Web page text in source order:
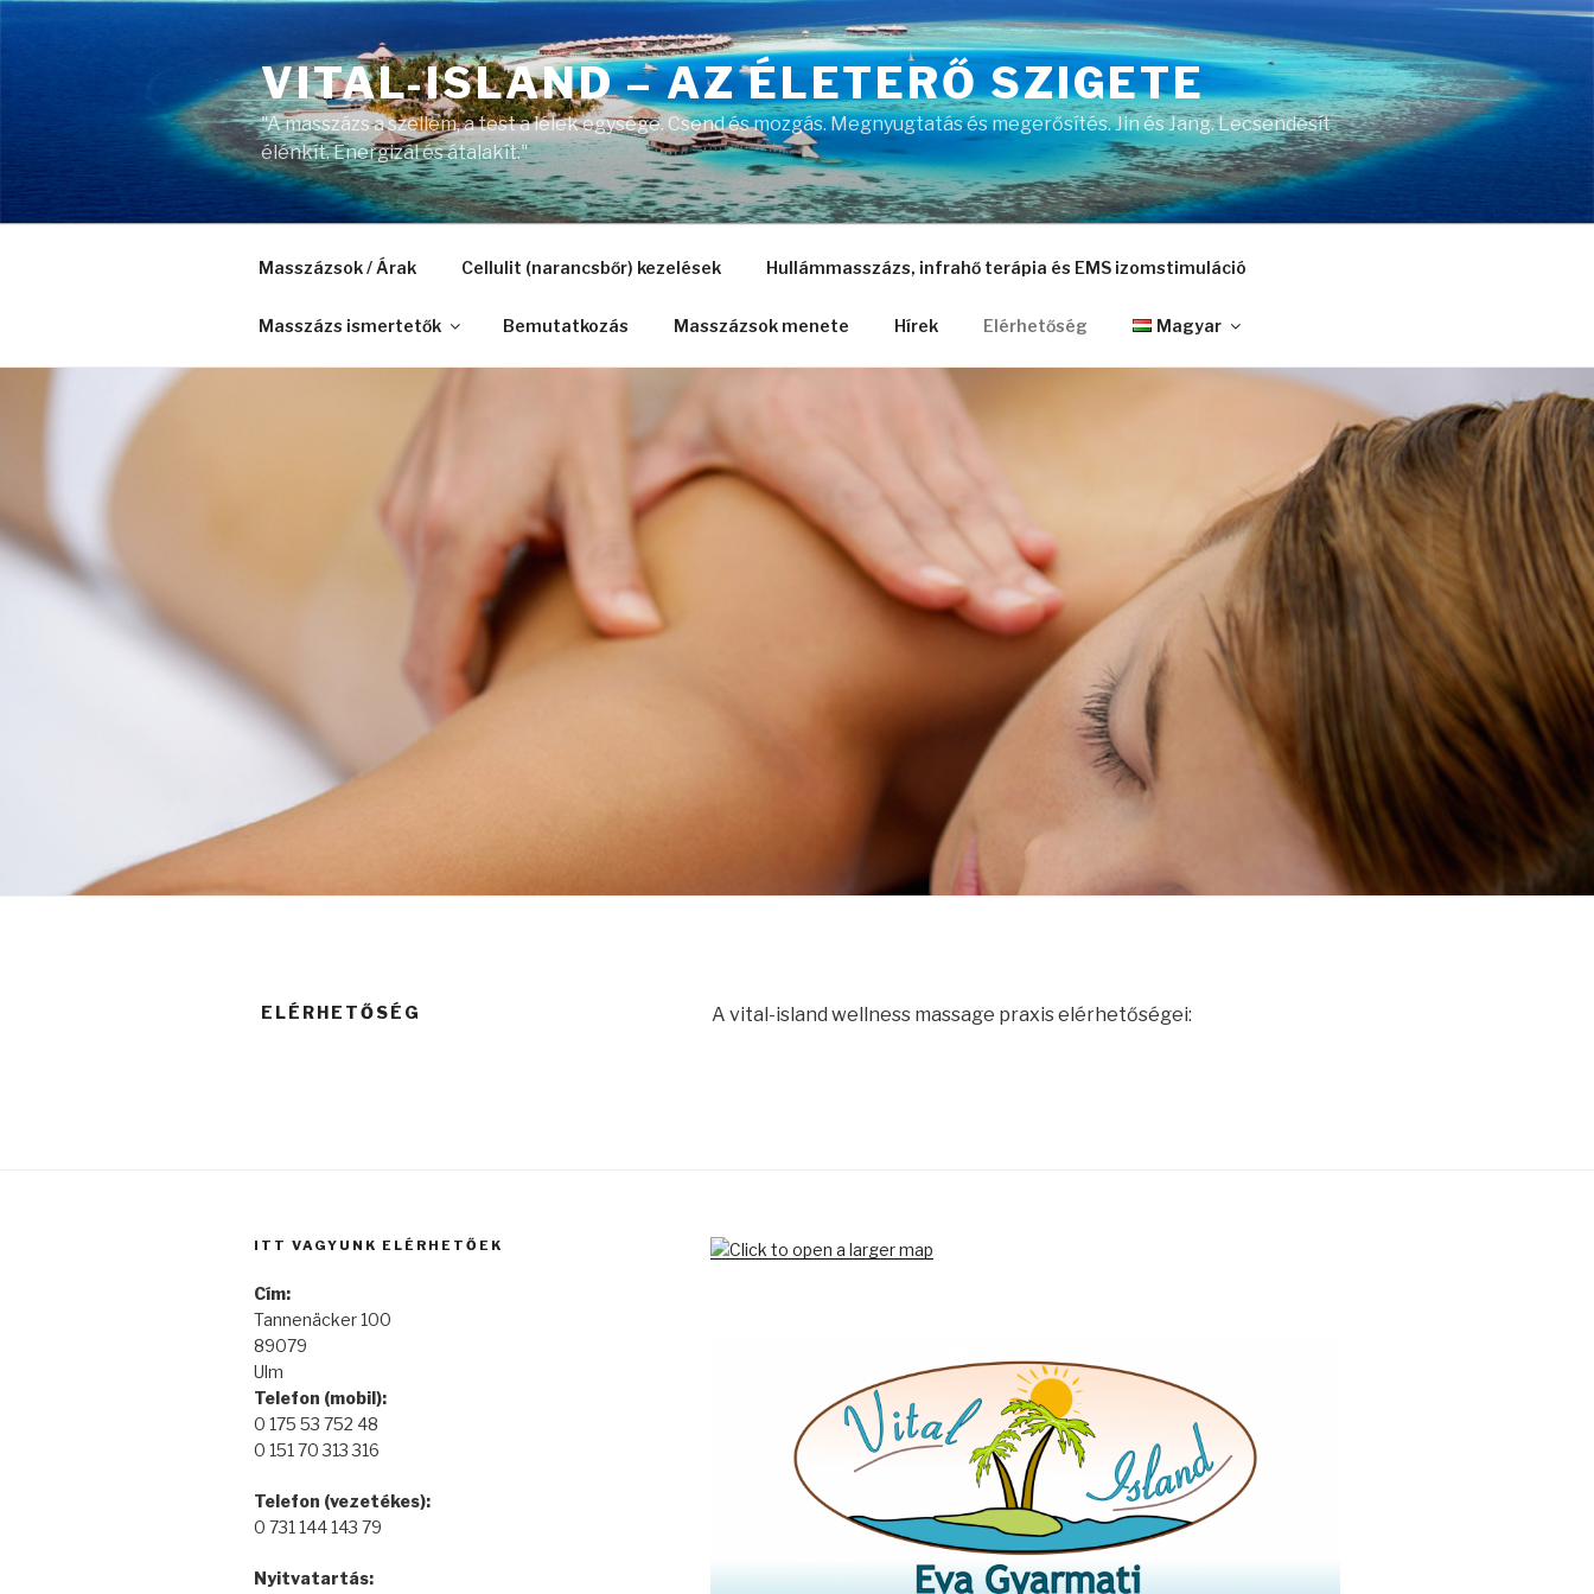
VITAL-ISLAND – AZ ÉLETERŐ SZIGETE
"A masszázs a szellem, a test a lélek egysége. Csend és mozgás. Megnyugtatás és megerősítés. Jin és Jang. Lecsendesít
élénkít. Energizál és átalakít."
Masszázsok / Árak Cellulit (narancsbőr) kezelések Hullámmasszázs, infrahő terápia és EMS izomstimuláció
Masszázs ismertetők Bemutatkozás Masszázsok menete Hírek Elérhetőség Magyar
ELÉRHETŐSÉG A vital-island wellness massage praxis elérhetőségei:
ITT VAGYUNK ELÉRHETŐEK
Cím:
Tannenäcker 100
89079
Ulm
Telefon (mobil):
0 175 53 752 48
0 151 70 313 316
Telefon (vezetékes):
0 731 144 143 79
Nyitvatartás: